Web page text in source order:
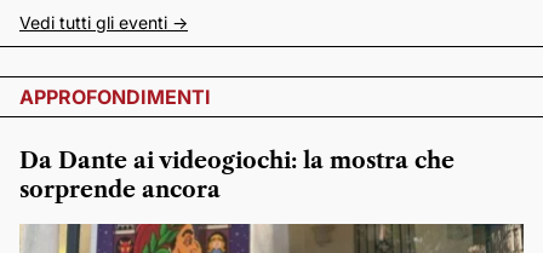
Vedi tutti gli eventi ->
APPROFONDIMENTI
Da Dante ai videogiochi: la mostra che
sorprende ancora